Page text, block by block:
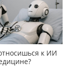
к ИИ